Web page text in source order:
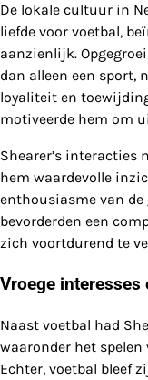
De lokale cultuur in
liefde voor voetbal,
aanzienlijk.
dan alleen een sport,
loyaliteit en
motiveerde hem om
Shearer’s interacties
hem waardevolle
enthousiasme van de
bevorderden een
zich voortdurend te
Vroege interesses
Naast voetbal had
waaronder het
Echter, voetbal bleef